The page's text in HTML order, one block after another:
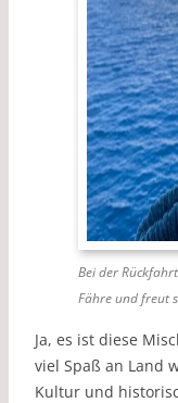
Bei der
Fähre und freut
Ja, es ist diese
viel Spaß an Land
Kultur und